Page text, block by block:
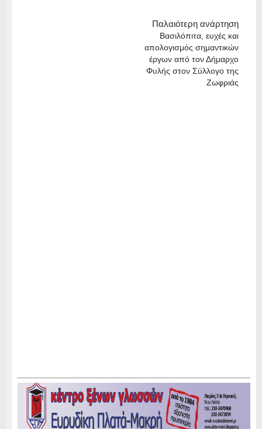
Παλαιότερη ανάρτηση
Βασιλόπιτα, ευχές και
απολογισμός σημαντικών
έργων από τον Δήμαρχο
Φυλής στον Σύλλογο της
Ζωφριάς